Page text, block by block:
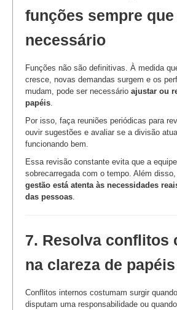
funções sempre que
necessário
Funções não são definitivas. À medida
cresce, novas demandas surgem e os
mudam, pode ser necessário ajustar ou
papéis
Por isso, faça reuniões periódicas para
ouvir sugestões e avaliar se a divisão
funcionando bem.
Essa revisão constante evita que a
sobrecarregada com o tempo. Além disso,
gestão está atenta às necessidades
das pessoas
7. Resolva conflitos
na clareza de papéis
Conflitos internos costumam surgir
disputam uma responsabilidade ou